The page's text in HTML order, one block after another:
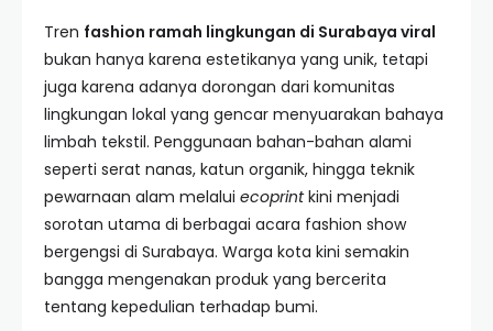
Tren fashion ramah lingkungan di Surabaya viral
bukan hanya karena estetikanya yang unik, tetapi
juga karena adanya dorongan dari komunitas
lingkungan lokal yang gencar menyuarakan bahaya
limbah tekstil. Penggunaan bahan-bahan alami
seperti serat nanas, katun organik, hingga teknik
pewarnaan alam melalui ecoprintkini menjadi
sorotan utama di berbagai acara fashion show
bergengsi di Surabaya. Warga kota kini semakin
bangga mengenakan produk yang bercerita
tentang kepedulian terhadap bumi.